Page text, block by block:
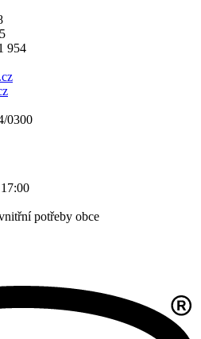
954
0300
potřeby obce